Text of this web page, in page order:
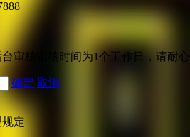
审核审核时间为1个工作日，请耐
确定 取消
定